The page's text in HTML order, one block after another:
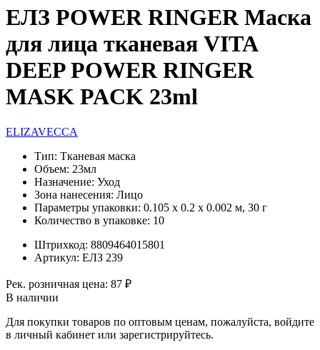
ЕЛЗ POWER RINGER Маска
для лица тканевая VITA
DEEP POWER RINGER
MASK PACK 23ml
ELIZAVECCA
Тип: Тканевая маска
Объем: 23мл
Назначение: Уход
Зона нанесения: Лицо
Параметры упаковки: 0.105 x 0.2 x 0.002 м, 30 г
Количество в упаковке: 10
Штрихкод: 8809464015801
Артикул: ЕЛЗ 239
Рек. розничная цена: 87 ₽
В наличии
Для покупки товаров по оптовым ценам, пожалуйста, войдите
в личный кабинет или зарегистрируйтесь.